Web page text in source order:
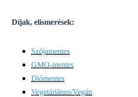
Díjak, elismerések:
Szójamentes
GMO-mentes
Diómentes
Vegetáriánus/Vegán